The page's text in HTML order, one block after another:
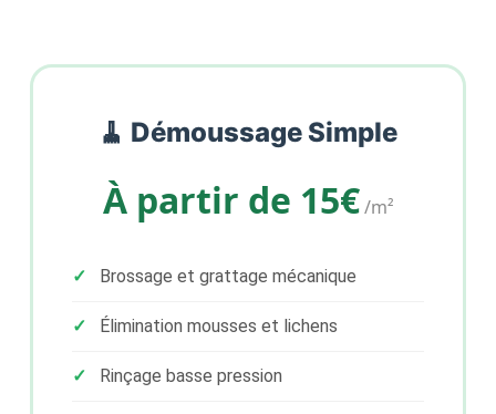
🧹 Démoussage Simple
À partir de 15€/m²
Brossage et grattage mécanique
Élimination mousses et lichens
Rinçage basse pression